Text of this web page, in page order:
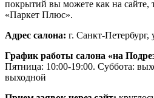
покрытий вы можете как на сайте,
«Паркет Плюс».
Адрес салона: г. Санкт-Петербург,
График работы салона «на
Пятница: 10:00-19:00. Суббота:
выходной